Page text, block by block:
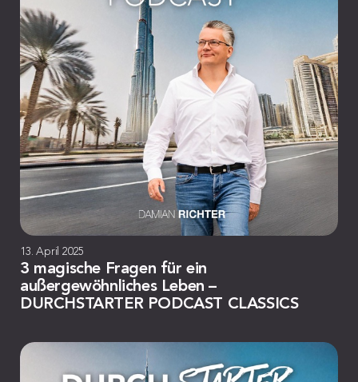
13. April 2025
3 magische Fragen für ein
außergewöhnliches Leben –
DURCHSTARTER PODCAST CLASSICS